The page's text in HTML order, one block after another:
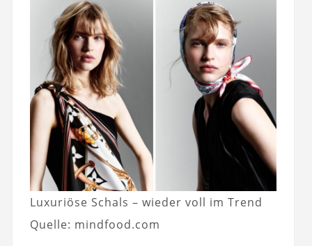
Luxuriöse Schals – wieder voll im Trend
Quelle: mindfood.com